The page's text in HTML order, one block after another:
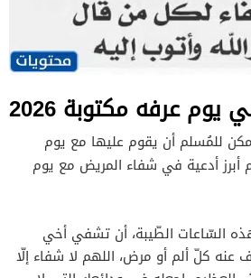
عرفه مكتوبة 2026
للمُسلم أن يقوم عليها مع يوم
أدعية في شفاء المريض مع يوم
السّاعات الطّيبة، أن تشفي أخي
كلّ ألم أو مرض، اللهم لا شفاء إلّا